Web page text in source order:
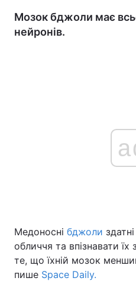
Головна
Україна
Мозок бджоли має
нейронів.
Медоносні бджоли
обличчя та впізнавати їх
те, що їхній мозок
пише Space Daily.